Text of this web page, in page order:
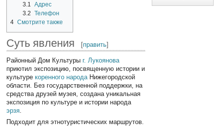
3.1 Адрес
3.2 Телефон
4 Смотрите также
Суть явления [править]
Районный Дом Культуры г. Лукоянова
приютил экспозицию, посвященную истории и
культурекоренного народа Нижегородской
области. Без государственной поддержки, на
средства друзей музея, создана уникальная
экспозиция по культуре и истории народа
эрзя
Подходит для этнотуристических маршрутов.